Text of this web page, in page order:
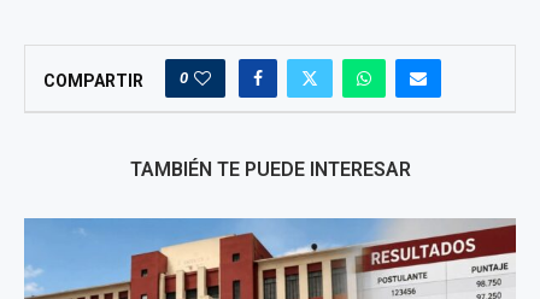
COMPARTIR 0
TAMBIÉN TE PUEDE INTERESAR